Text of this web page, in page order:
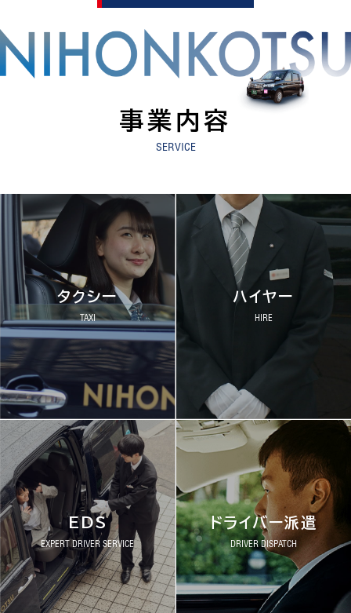
事業内容
SERVICE
タクシー
TAXI
ハイヤー
HIRE
EDS
EXPERT DRIVER SERVICE
ドライバー派遣
DRIVER DISPATCH